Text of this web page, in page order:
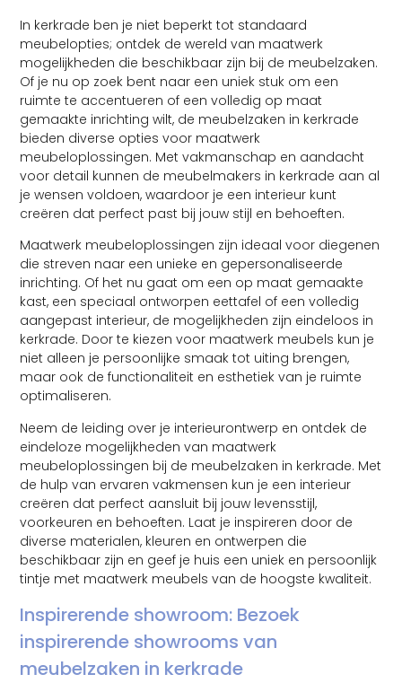
In kerkrade ben je niet beperkt tot standaard
meubelopties; ontdek de wereld van maatwerk
mogelijkheden die beschikbaar zijn bij de meubelzaken.
Of je nu op zoek bent naar een uniek stuk om een
ruimte te accentueren of een volledig op maat
gemaakte inrichting wilt, de meubelzaken in kerkrade
bieden diverse opties voor maatwerk
meubeloplossingen. Met vakmanschap en aandacht
voor detail kunnen de meubelmakers in kerkrade aan al
je wensen voldoen, waardoor je een interieur kunt
creëren dat perfect past bij jouw stijl en behoeften.
Maatwerk meubeloplossingen zijn ideaal voor diegenen
die streven naar een unieke en gepersonaliseerde
inrichting. Of het nu gaat om een op maat gemaakte
kast, een speciaal ontworpen eettafel of een volledig
aangepast interieur, de mogelijkheden zijn eindeloos in
kerkrade. Door te kiezen voor maatwerk meubels kun je
niet alleen je persoonlijke smaak tot uiting brengen,
maar ook de functionaliteit en esthetiek van je ruimte
optimaliseren.
Neem de leiding over je interieurontwerp en ontdek de
eindeloze mogelijkheden van maatwerk
meubeloplossingen bij de meubelzaken in kerkrade. Met
de hulp van ervaren vakmensen kun je een interieur
creëren dat perfect aansluit bij jouw levensstijl,
voorkeuren en behoeften. Laat je inspireren door de
diverse materialen, kleuren en ontwerpen die
beschikbaar zijn en geef je huis een uniek en persoonlijk
tintje met maatwerk meubels van de hoogste kwaliteit.
Inspirerende showroom: Bezoek
inspirerende showrooms van
meubelzaken in kerkrade